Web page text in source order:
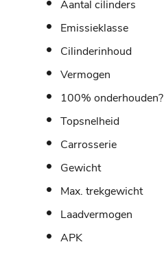
Aantal cilinders
Emissieklasse
Cilinderinhoud
Vermogen
100% onderhouden?
Topsnelheid
Carrosserie
Gewicht
Max. trekgewicht
Laadvermogen
APK